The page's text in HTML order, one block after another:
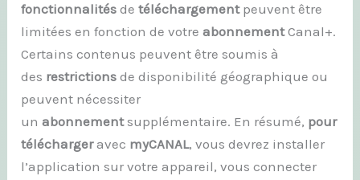
fonctionnalités detéléchargementpeuvent être
limitées en fonction de votreabonnementCanal+.
Certains contenus peuvent être soumis à
des restrictions de disponibilité géographique ou
peuvent nécessiter
unabonnementsupplémentaire. En résumé, pour
téléchargeravec myCANAL, vous devrez installer
l’application sur votre appareil, vous connecter